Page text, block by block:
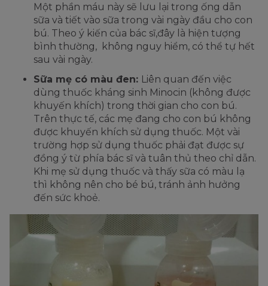
Một phần máu này sẽ lưu lại trong ống dẫn
sữa và tiết vào sữa trong vài ngày đầu cho con
bú. Theo ý kiến của bác sĩ,đây là hiện tượng
bình thường, không nguy hiểm, có thể tự hết
sau vài ngày.
Sữa mẹ có màu đen: Liên quan đến việc
dùng thuốc kháng sinh Minocin (không được
khuyến khích) trong thời gian cho con bú.
Trên thực tế, các mẹ đang cho con bú không
được khuyến khích sử dụng thuốc. Một vài
trường hợp sử dụng thuốc phải đạt được sự
đồng ý từ phía bác sĩ và tuân thủ theo chỉ dẫn.
Khi mẹ sử dụng thuốc và thấy sữa có màu lạ
thì không nên cho bé bú, tránh ảnh hưởng
đến sức khoẻ.